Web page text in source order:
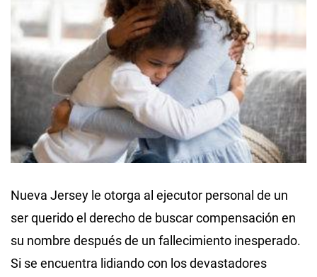
Nueva Jersey le otorga al ejecutor personal de un
ser querido el derecho de buscar compensación en
su nombre después de un fallecimiento inesperado.
Si se encuentra lidiando con los devastadores